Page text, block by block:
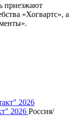
приезжают
«Хогвартс», а
2026 Россия/